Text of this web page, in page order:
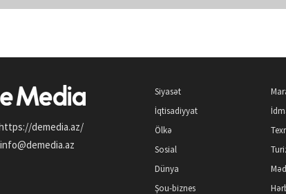
demedia.az/
info@demedia.az
Siyasət
İqtisadiyyat
Ölkə
Sosial
Dünya
Şou-biznes